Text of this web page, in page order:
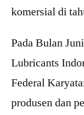
komersial di
Pada Bulan
Lubricants
Federal
produsen dan